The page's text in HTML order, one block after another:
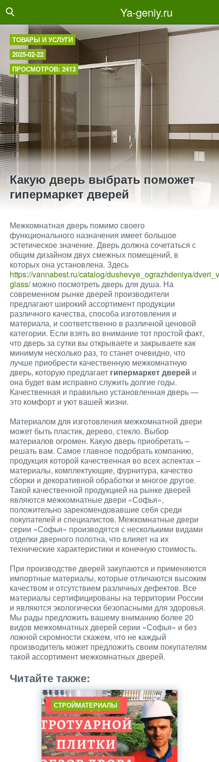
Ya-geniy.ru
ТОВАРЫ И УСЛУГИ
2025-02-22
ПРОСМОТРОВ: 2413
Какую дверь выбрать поможет
гипермаркет дверей
Межкомнатная дверь помимо своего
функционального назначения имеет большое
эстетическое значение. Дверь должна сочетаться с
общим дизайном двух смежных помещений, в
которых она установлена. Здесь
https://vannabest.ru/catalog/dushevye_ograzhdeniya/
glass/можно посмотреть дверь для душа. На
современном рынке дверей производители
предлагают широкий ассортимент продукции
различного качества, способа изготовления и
материала, и соответственно в различной ценовой
категории. Если взять во внимание тот простой факт,
что дверь за сутки вы открываете и закрываете как
минимум несколько раз, то станет очевидно, что
лучше приобрести качественную межкомнатную
дверь, которую предлагает гипермаркет дверей и
она будет вам исправно служить долгие годы.
Качественная и правильно установленная дверь —
это комфорт и уют вашей жизни.
Материалом для изготовления межкомнатной двери
может быть пластик, дерево, стекло. Выбор
материалов огромен. Какую дверь приобретать –
решать вам. Самое главное подобрать компанию,
продукция которой качественная во всех аспектах –
материалы, комплектующие, фурнитура, качество
сборки и декоративной обработки и многое другое.
Такой качественной продукцией на рынке дверей
являются межкомнатные двери «Софья»,
положительно зарекомендовавшие себя среди
покупателей и специалистов. Межкомнатные двери
серии «Софья» производятся с несколькими видами
отделки дверного полотна, что влияет на их
технические характеристики и конечную стоимость.
При производстве дверей закупаются и применяются
импортные материалы, которые отличаются высоким
качеством и отсутствием различных дефектов. Все
материалы сертифицированы на территории России
и являются экологически безопасными для здоровья.
Мы рады предложить вашему вниманию более 20
видов межкомнатных дверей серии «Софья» и без
ложной скромности скажем, что не каждый
производитель может предложить своим покупателям
такой ассортимент межкомнатных дверей.
Читайте также:
СТРОЙМАТЕРИАЛЫ